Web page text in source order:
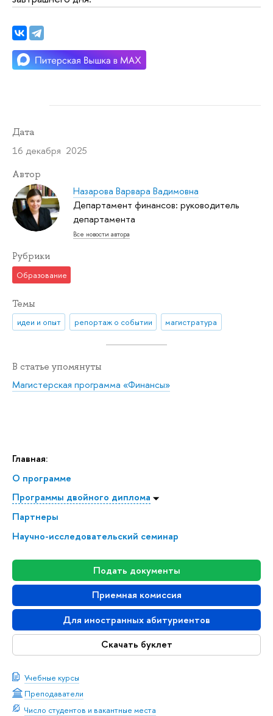
Главная:
О программе
Программы двойного диплома
Партнеры
Научно-исследовательский семинар
Подать документы
Приемная комиссия
Для иностранных абитуриентов
Скачать буклет
Учебные курсы
Преподаватели
Число студентов и вакантные места
Дата
16 декабря 2025
Автор
Назарова Варвара Вадимовна
Департамент финансов: руководитель
департамента
Все новости автора
Рубрики
Образование
Темы
идеи и опыт репортаж о событии магистратура
В статье упомянуты
Магистерская программа «Финансы»